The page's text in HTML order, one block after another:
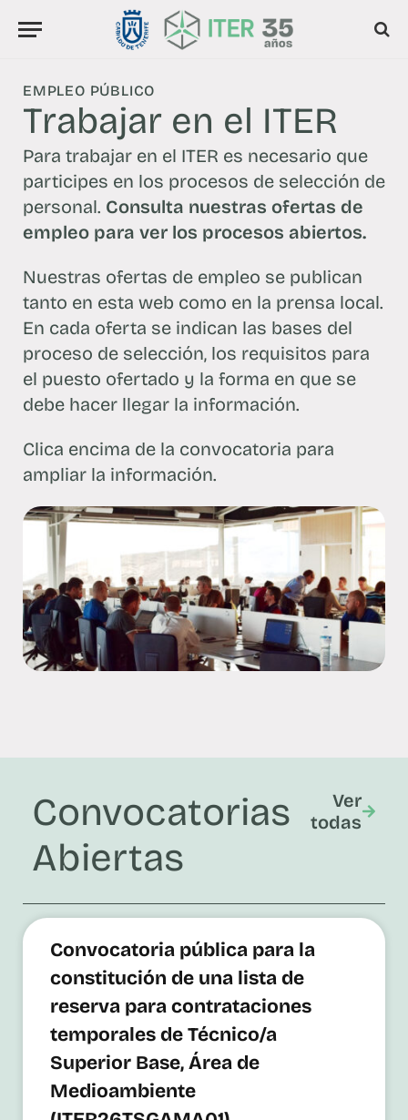
EMPLEO PÚBLICO
Trabajar en el ITER
Para trabajar en el ITER es necesario que
participes en los procesos de selección de
personal. Consulta nuestras ofertas de
empleo para ver los procesos abiertos.
Nuestras ofertas de empleo se publican
tanto en esta web como en la prensa local.
En cada oferta se indican las bases del
proceso de selección, los requisitos para
el puesto ofertado y la forma en que se
debe hacer llegar la información.
Clica encima de la convocatoria para
ampliar la información.
Convocatorias
Abiertas
Ver
todas
Convocatoria pública para la
constitución de una lista de
reserva para contrataciones
temporales de Técnico/a
Superior Base, Área de
Medioambiente